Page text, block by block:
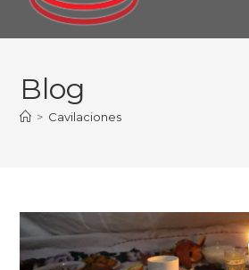
Blog
> Cavilaciones